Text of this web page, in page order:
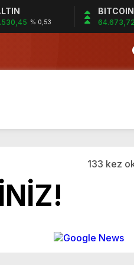
% 0,53
BITCOIN
64.673,72
133 kez